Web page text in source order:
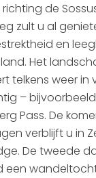
de
zult u al
en
Het
telkens weer in
–
Pass. De
verblijft u in
De tweede
een